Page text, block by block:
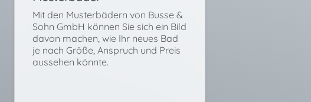
Mit den Musterbädern von Busse &
Sohn GmbH können Sie sich ein Bild
davon machen, wie Ihr neues Bad
je nach Größe, Anspruch und Preis
aussehen könnte.